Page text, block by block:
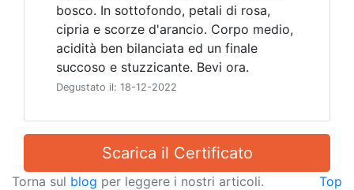
bosco. In sottofondo, petali di rosa,
cipria e scorze d'arancio. Corpo medio,
acidità ben bilanciata ed un finale
succoso e stuzzicante. Bevi ora.
Degustato il: 18-12-2022
Scarica il Certificato
Top
Torna sul blog per leggere i nostri articoli.